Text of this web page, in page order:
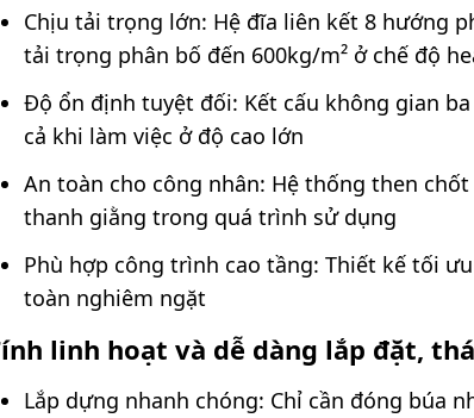
Chịu tải trọng lớn: Hệ đĩa liên kết 8 hướng
tải trọng phân bố đến 600kg/m² ở chế độ
Độ ổn định tuyệt đối: Kết cấu không gian
cả khi làm việc ở độ cao lớn
An toàn cho công nhân: Hệ thống then
thanh giằng trong quá trình sử dụng
Phù hợp công trình cao tầng: Thiết kế tối
toàn nghiêm ngặt
linh hoạt và dễ dàng lắp đặt,
Lắp dựng nhanh chóng: Chỉ cần đóng búa